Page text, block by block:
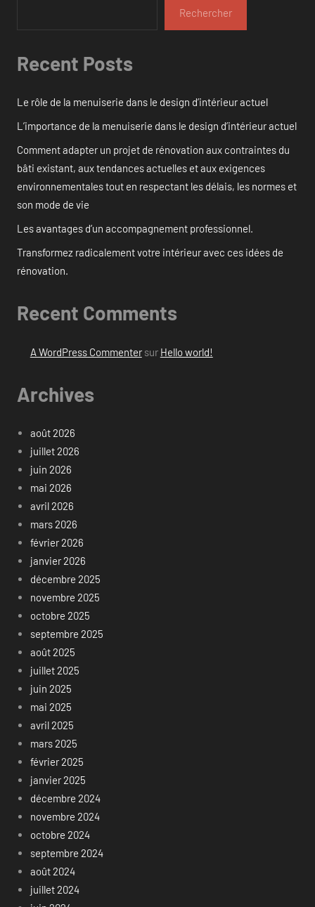
Rechercher
Recent Posts
Le rôle de la menuiserie dans le design d’intérieur actuel
L’importance de la menuiserie dans le design d’intérieur actuel
Comment adapter un projet de rénovation aux contraintes du
bâti existant, aux tendances actuelles et aux exigences
environnementales tout en respectant les délais, les normes et
son mode de vie
Les avantages d’un accompagnement professionnel.
Transformez radicalement votre intérieur avec ces idées de
rénovation.
Recent Comments
A WordPress Commentersur Hello world!
Archives
août 2026
juillet 2026
juin 2026
mai 2026
avril 2026
mars 2026
février 2026
janvier 2026
décembre 2025
novembre 2025
octobre 2025
septembre 2025
août 2025
juillet 2025
juin 2025
mai 2025
avril 2025
mars 2025
février 2025
janvier 2025
décembre 2024
novembre 2024
octobre 2024
septembre 2024
août 2024
juillet 2024